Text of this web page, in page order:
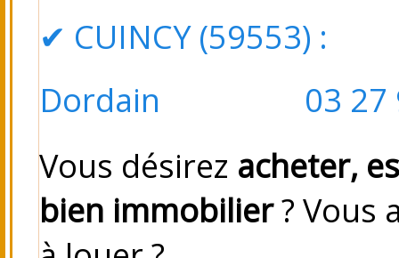
✔ CUINCY (59553) :
Dordain 03 27
Vous désirez acheter,
bien immobilier? Vous